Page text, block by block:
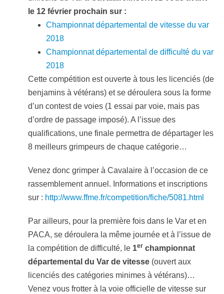
le 12 février prochain sur :
Championnat départemental de vitesse du var
2018
Championnat départemental de difficulté du var
2018
Cette compétition est ouverte à tous les licenciés (de
benjamins à vétérans) et se déroulera sous la forme
d’un contest de voies (1 essai par voie, mais pas
d’ordre de passage imposé). A l’issue des
qualifications, une finale permettra de départager les
8 meilleurs grimpeurs de chaque catégorie…
Venez donc grimper à Cavalaire à l’occasion de ce
rassemblement annuel. Informations et inscriptions
sur : http://www.ffme.fr/competition/fiche/5081.html
Par ailleurs, pour la première fois dans le Var et en
PACA, se déroulera la même journée et à l’issue de
la compétition de difficulté, le 1er championnat
départemental du Var de vitesse (ouvert aux
licenciés des catégories minimes à vétérans)…
Venez vous frotter à la voie officielle de vitesse sur